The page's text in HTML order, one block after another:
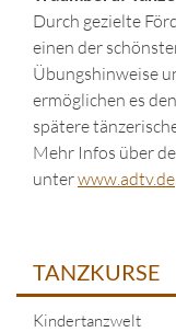
Durch gezielte
einen der
Übungshinweise
ermöglichen es
spätere
Mehr Infos über
unterwww.adtv.de
TANZKURSE
Kindertanzwelt